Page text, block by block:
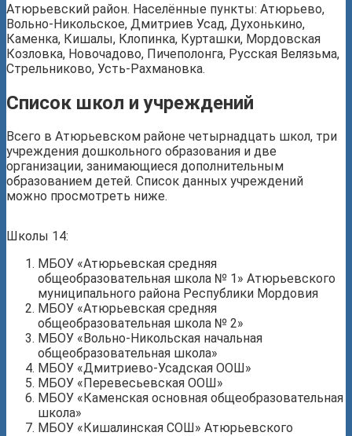
Атюрьевский район. Населённые пункты: Атюрьево,
Вольно-Никольское, Дмитриев Усад, Духонькино,
Каменка, Кишалы, Клопинка, Курташки, Мордовская
Козловка, Новочадово, Пичеполонга, Русская Велязьма,
Стрельниково, Усть-Рахмановка.
Список школ и учреждений
Всего в Атюрьевском районе четырнадцать школ, три
учреждения дошкольного образования и две
организации, занимающиеся дополнительным
образованием детей. Список данных учреждений
можно просмотреть ниже.
Школы 14:
МБОУ «Атюрьевская средняя
общеобразовательная школа № 1» Атюрьевского
муниципального района Республики Мордовия
МБОУ «Атюрьевская средняя
общеобразовательная школа № 2»
МБОУ «Вольно-Никольская начальная
общеобразовательная школа»
МБОУ «Дмитриево-Усадская ООШ»
МБОУ «Перевесьевская ООШ»
МБОУ «Каменская основная общеобразовательная
школа»
МБОУ «Кишалинская СОШ» Атюрьевского